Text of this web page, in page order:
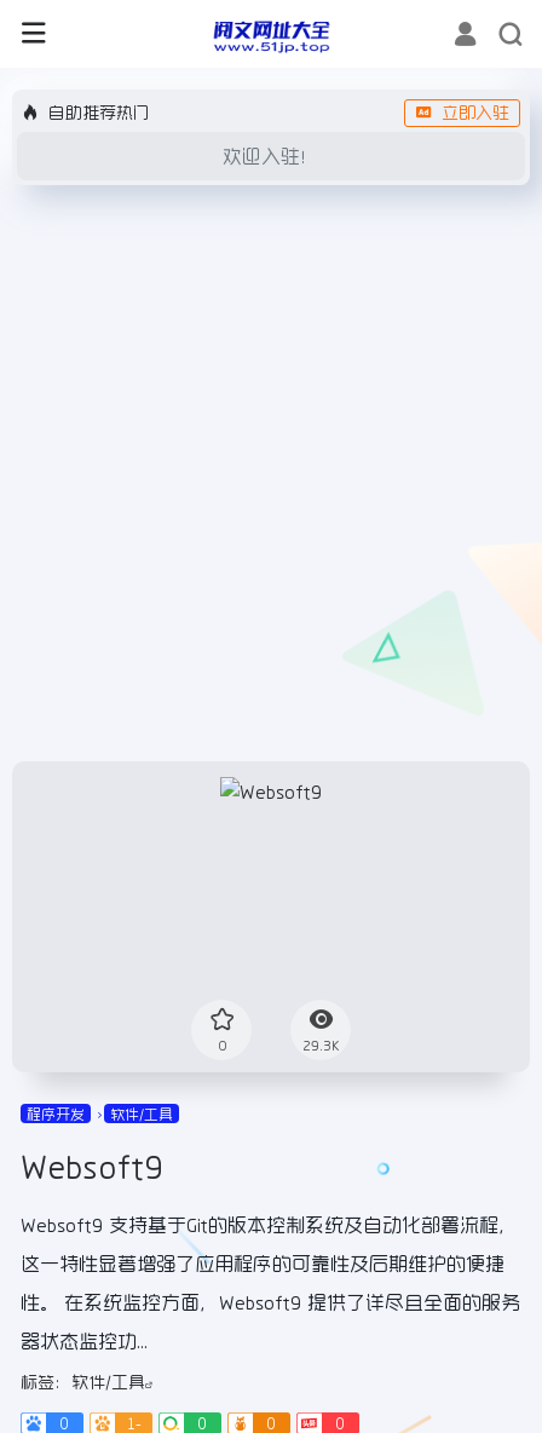
自助推荐热门 立即入驻
欢迎入驻！
0 29.3K
程序开发 软件/工具
Websoft9
Websoft9 支持基于Git的版本控制系统及自动化部署流程，
这一特性显著增强了应用程序的可靠性及后期维护的便捷
性。 在系统监控方面，Websoft9 提供了详尽且全面的服务
器状态监控功...
标签： 软件/工具
0 1- 0 0 0